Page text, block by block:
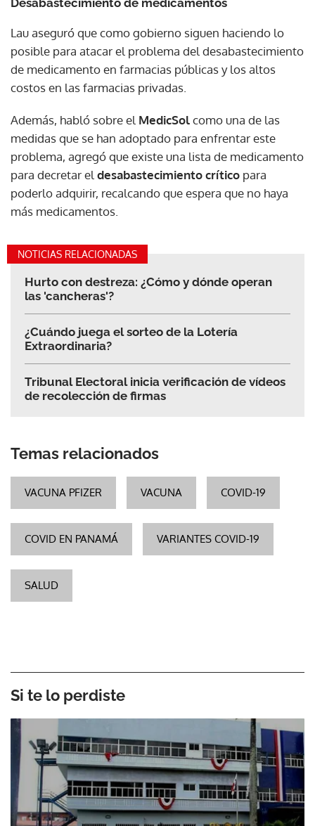
Lau aseguró que como gobierno siguen haciendo lo
posible para atacar el problema del desabastecimiento
de medicamento en farmacias públicas y los altos
costos en las farmacias privadas.
Además, habló sobre el MedicSolcomo una de las
medidas que se han adoptado para enfrentar este
problema, agregó que existe una lista de medicamento
para decretar el desabastecimiento crítico para
poderlo adquirir, recalcando que espera que no haya
más medicamentos.
NOTICIAS RELACIONADAS
Hurto con destreza: ¿Cómo y dónde operan
las 'cancheras'?
¿Cuándo juega el sorteo de la Lotería
Extraordinaria?
Tribunal Electoral inicia verificación de vídeos
de recolección de firmas
Temas relacionados
VACUNA PFIZER VACUNA COVID-19
COVID EN PANAMÁ VARIANTES COVID-19
SALUD
Si te lo perdiste